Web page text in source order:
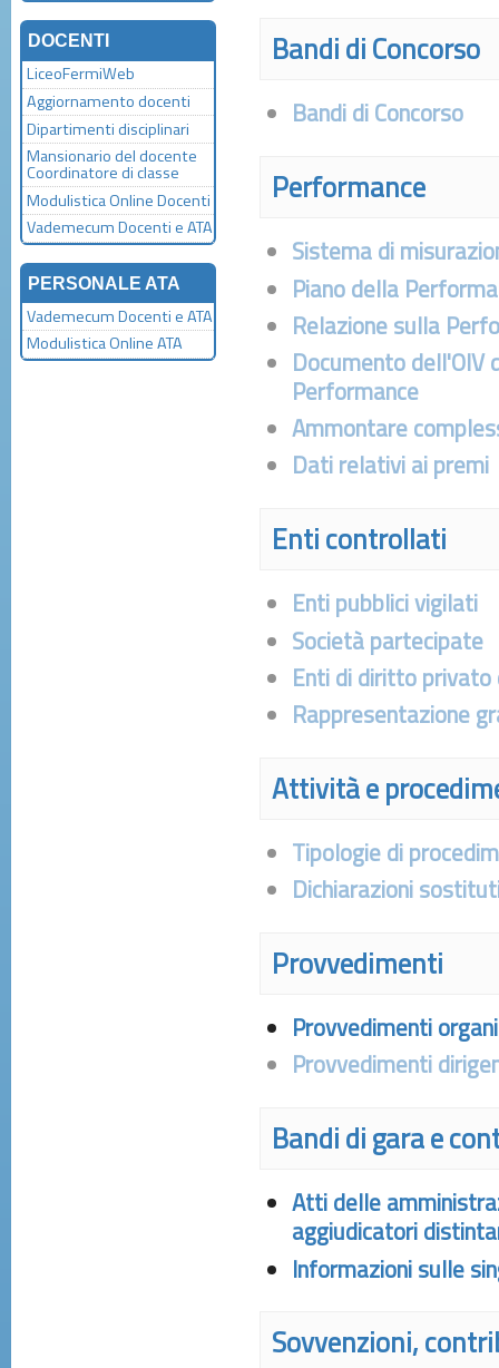
DOCENTI
LiceoFermiWeb
Aggiornamento docenti
Dipartimenti disciplinari
Mansionario del docente
Coordinatore di classe
Modulistica Online Docenti
Vademecum Docenti e ATA
PERSONALE ATA
Vademecum Docenti e ATA
Modulistica Online ATA
Bandi di Concorso
Bandi di Concorso
Performance
Sistema di
Piano della
Relazione sulla
Documento dell'OIV
Performance
Ammontare
Dati relativi ai premi
Enti controllati
Enti pubblici vigilati
Società partecipate
Enti di diritto
Rappresentazione
Attività e
Tipologie di
Dichiarazioni
Provvedimenti
Provvedimenti
Provvedimenti
Bandi di gara e
Atti delle
aggiudicatori
Informazioni sulle
Sovvenzioni,